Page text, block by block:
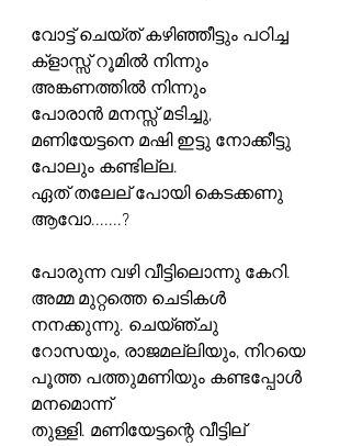
വോട്ട് ചെയ്ത് കഴിഞ്ഞീട്ടും പഠിച്ച
ക്‌ളാസ്സ് റൂമിൽ നിന്നും
അങ്കണത്തിൽ നിന്നും
പോരാൻ മനസ്സ് മടിച്ചു,
മണിയേട്ടനെ മഷി ഇട്ടു നോക്കീട്ടു
പോലും കണ്ടില്ല.
ഏത് തലേല് പോയി കെടക്കണു
ആവോ.......?
പോരുന്ന വഴി വീട്ടിലൊന്നു കേറി.
അമ്മ മുറ്റത്തെ ചെടികൾ
നനക്കുന്നു. ചെയ്ഞ്ചു
റോസയും, രാജമല്ലിയും, നിറയെ
പൂത്ത പത്തുമണിയും കണ്ടപ്പോൾ
മനമൊന്ന്
തുള്ളി. മണിയേട്ടന്റെ വീട്ടില്